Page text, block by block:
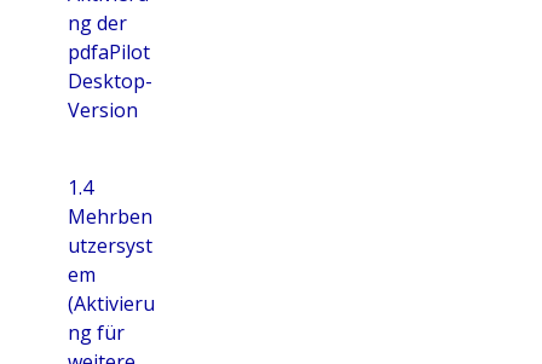
ng der
pdfaPilot
Desktop-
Version
1.4
Mehrben
utzersyst
em
(Aktivieru
ng für